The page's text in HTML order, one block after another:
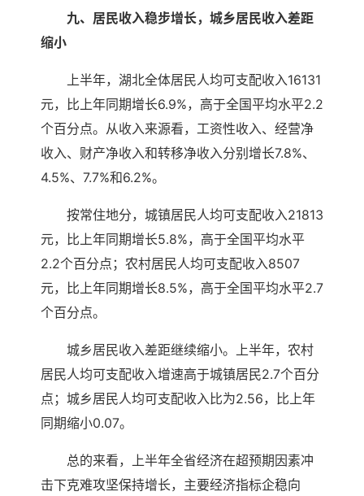
九、居民收入稳步增长，城乡居民收入差距
缩小
上半年，湖北全体居民人均可支配收入16131
元，比上年同期增长6.9%，高于全国平均水平2.2
个百分点。从收入来源看，工资性收入、经营净
收入、财产净收入和转移净收入分别增长7.8%、
4.5%、7.7%和6.2%。
按常住地分，城镇居民人均可支配收入21813
元，比上年同期增长5.8%，高于全国平均水平
2.2个百分点；农村居民人均可支配收入8507
元，比上年同期增长8.5%，高于全国平均水平2.7
个百分点。
城乡居民收入差距继续缩小。上半年，农村
居民人均可支配收入增速高于城镇居民2.7个百分
点；城乡居民人均可支配收入比为2.56，比上年
同期缩小0.07。
总的来看，上半年全省经济在超预期因素冲
击下克难攻坚保持增长，主要经济指标企稳向